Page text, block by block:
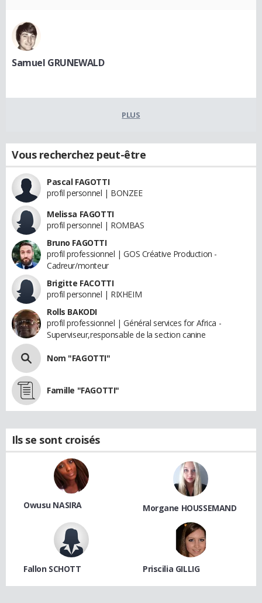
Samuel GRUNEWALD
PLUS
Vous recherchez peut-être
Pascal FAGOTTI
profil personnel | BONZEE
Melissa FAGOTTI
profil personnel | ROMBAS
Bruno FAGOTTI
profil professionnel | GOS Créative Production -
Cadreur/monteur
Brigitte FACOTTI
profil personnel | RIXHEIM
Rolls BAKODI
profil professionnel | Général services for Africa -
Superviseur,responsable de la section canine
Nom "FAGOTTI"
Famille "FAGOTTI"
Ils se sont croisés
Owusu NASIRA Morgane HOUSSEMAND
Fallon SCHOTT Priscilia GILLIG